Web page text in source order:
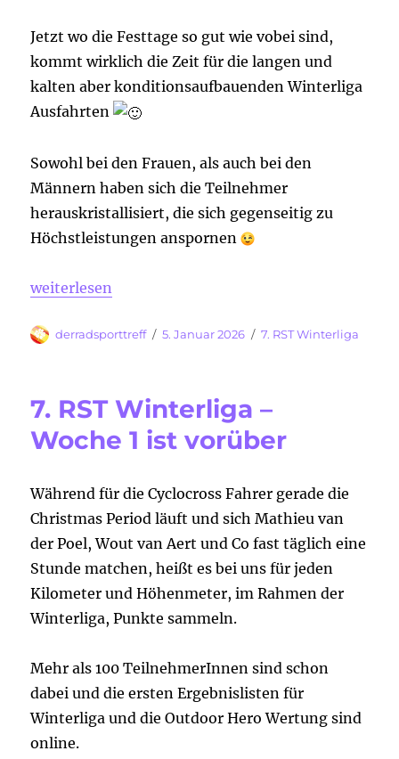
Jetzt wo die Festtage so gut wie vobei sind,
kommt wirklich die Zeit für die langen und
kalten aber konditionsaufbauenden Winterliga
Ausfahrten
Sowohl bei den Frauen, als auch bei den
Männern haben sich die Teilnehmer
herauskristallisiert, die sich gegenseitig zu
Höchstleistungen anspornen
„7.RST Winterliga – Zwischenstand nach Woche 2“
weiterlesen
Autor
derradsporttreff
Veröffentlicht
5. Januar 2026 Kategorien
7. RST Winterliga
7. RST Winterliga –
Woche 1 ist vorüber
Während für die Cyclocross Fahrer gerade die
Christmas Period läuft und sich Mathieu van
der Poel, Wout van Aert und Co fast täglich eine
Stunde matchen, heißt es bei uns für jeden
Kilometer und Höhenmeter, im Rahmen der
Winterliga, Punkte sammeln.
Mehr als 100 TeilnehmerInnen sind schon
dabei und die ersten Ergebnislisten für
Winterliga und die Outdoor Hero Wertung sind
online.